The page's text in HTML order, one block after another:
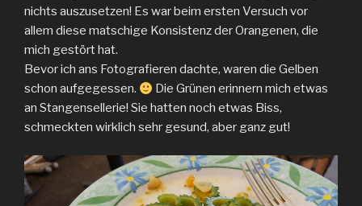
nichts auszusetzen! Es war beim ersten Versuch vor
allem diese matschige Konsistenz der Orangenen, die
mich gestört hat.
Bevor ich ans Fotografieren dachte, waren die Gelben
schon aufgegessen.
Die Grünen erinnern mich etwas
an Stangensellerie! Sie hatten noch etwas Biss,
schmeckten wirklich sehr gesund, aber ganz gut!